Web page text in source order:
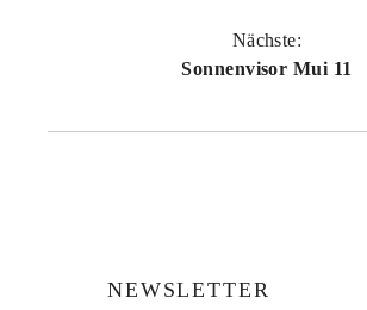
Nächste:
Sonnenvisor Mui 11
NEWSLETTER